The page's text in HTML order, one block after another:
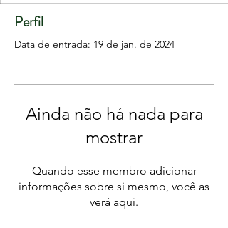
Perfil
Data de entrada: 19 de jan. de 2024
Ainda não há nada para
mostrar
Quando esse membro adicionar
informações sobre si mesmo, você as
verá aqui.